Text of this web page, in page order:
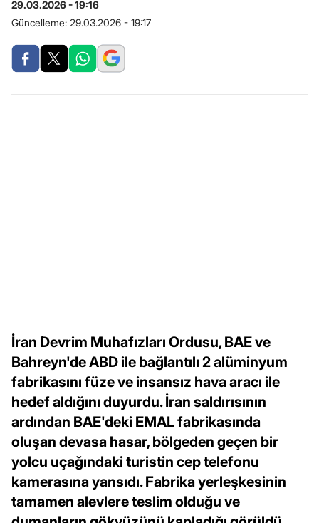
29.03.2026 - 19:16
Güncelleme: 29.03.2026 - 19:17
İran Devrim Muhafızları Ordusu, BAE ve
Bahreyn'de ABD ile bağlantılı 2 alüminyum
fabrikasını füze ve insansız hava aracı ile
hedef aldığını duyurdu. İran saldırısının
ardından BAE'deki EMAL fabrikasında
oluşan devasa hasar, bölgeden geçen bir
yolcu uçağındaki turistin cep telefonu
kamerasına yansıdı. Fabrika yerleşkesinin
tamamen alevlere teslim olduğu ve